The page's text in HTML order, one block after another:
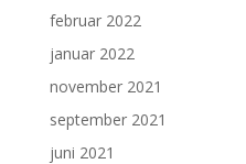
februar 2022
januar 2022
november 2021
september 2021
juni 2021